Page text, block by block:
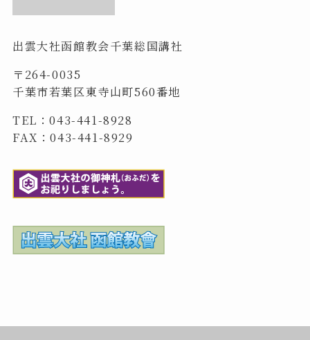
出雲大社函館教会千葉総国講社
〒264-0035
千葉市若葉区東寺山町560番地
TEL：043-441-8928
FAX：043-441-8929